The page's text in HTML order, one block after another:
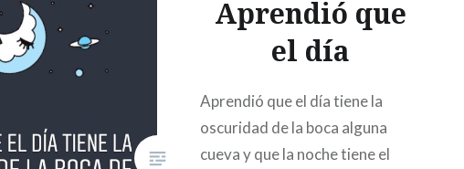
Aprendió que
el día
Aprendió que el día tiene la
oscuridad de la boca alguna
cueva y que la noche tiene el